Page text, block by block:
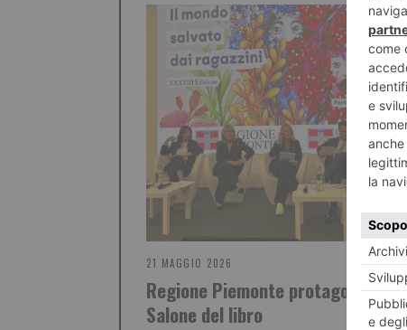
21 MAGGIO 2026
Regione Piemonte protagonista al
Salone del libro